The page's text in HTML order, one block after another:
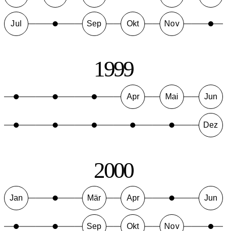
Jul Sep Okt Nov
1999
Apr Mai Jun
Dez
2000
Jan Mär Apr Jun
Sep Okt Nov